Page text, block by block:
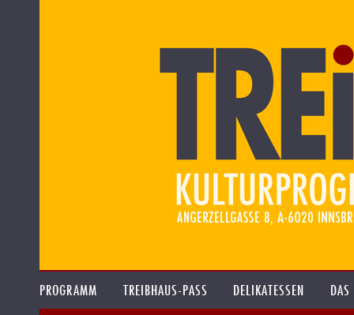
PROGRAMM TREIBHAUS-PASS DELIKATESSEN